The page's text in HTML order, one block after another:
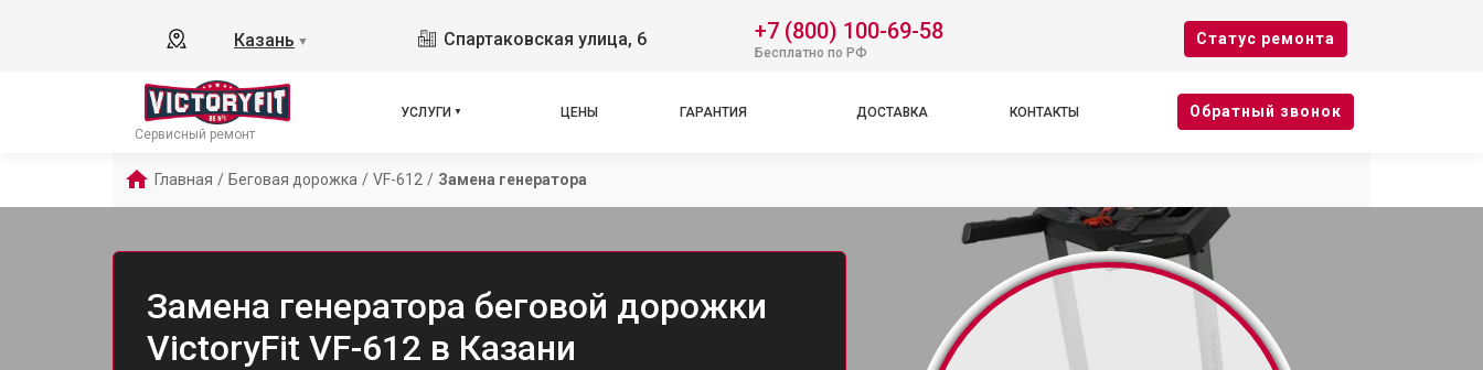
Казань ▼ Спартаковская улица, 6 +7 (800) 100-69-58
Бесплатно по РФ
Cтатус ремонта
Сервисный ремонт
УСЛУГИ ЦЕНЫ ГАРАНТИЯ ДОСТАВКА КОНТАКТЫ Oбратный звонок
Главная / Беговая дорожка / VF-612 / Замена генератора
Замена генератора беговой дорожки
VictoryFit VF-612 в Казани